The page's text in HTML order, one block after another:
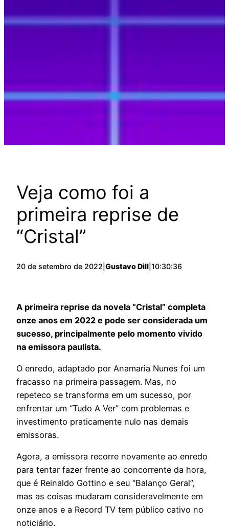
Veja como foi a
primeira reprise de
“Cristal”
20 de setembro de 2022 Gustavo Dill 10:30:36
A primeira reprise da novela “Cristal” completa
onze anos em 2022 e pode ser considerada um
sucesso, principalmente pelo momento vivido
na emissora paulista.
O enredo, adaptado por Anamaria Nunes foi um
fracasso na primeira passagem. Mas, no
repeteco se transforma em um sucesso, por
enfrentar um “Tudo A Ver” com problemas e
investimento praticamente nulo nas demais
emissoras.
Agora, a emissora recorre novamente ao enredo
para tentar fazer frente ao concorrente da hora,
que é Reinaldo Gottino e seu “Balanço Geral”,
mas as coisas mudaram consideravelmente em
onze anos e a Record TV tem público cativo no
noticiário.